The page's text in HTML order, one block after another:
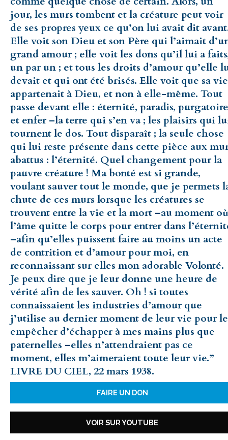
jour, les murs tombent et la créature peut voir
de ses propres yeux ce qu’on lui avait dit
Elle voit son Dieu et son Père qui l’aimait
grand amour ; elle voit les dons qu’il lui a
un par un ; et tous les droits d’amour qu’elle
devait et qui ont été brisés. Elle voit que sa vie
appartenait à Dieu, et non à elle-même. Tout
passe devant elle : éternité, paradis,
et enfer –la terre qui s’en va ; les plaisirs qui
tournent le dos. Tout disparaît ; la seule chose
qui lui reste présente dans cette pièce aux
abattus : l’éternité. Quel changement pour la
pauvre créature ! Ma bonté est si grande,
voulant sauver tout le monde, que je permets
chute de ces murs lorsque les créatures se
trouvent entre la vie et la mort –au moment où
l’âme quitte le corps pour entrer dans
–afin qu’elles puissent faire au moins un acte
de contrition et d’amour pour moi, en
reconnaissant sur elles mon adorable Volonté.
Je peux dire que je leur donne une heure de
vérité afin de les sauver. Oh ! si toutes
connaissaient les industries d’amour que
j’utilise au dernier moment de leur vie pour
empêcher d’échapper à mes mains plus que
paternelles –elles n’attendraient pas ce
moment, elles m’aimeraient toute leur vie.”
LIVRE DU CIEL, 22 mars 1938.
FAIRE UN DON
VOIR SUR YOUTUBE